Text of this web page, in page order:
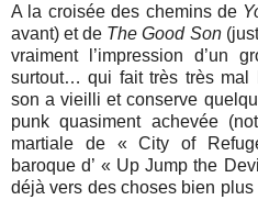
A la croisée des chemins de
avant) et de The Good Son
vraiment l’impression d’un
surtout… qui fait très très mal
son a vieilli et conserve
punk quasiment achevée
martiale de « City of
baroque d’ « Up Jump the
déjà vers des choses bien plus